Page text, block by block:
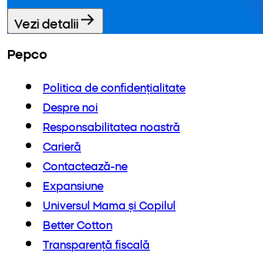
Vezi detalii
Pepco
Politica de confidențialitate
Despre noi
Responsabilitatea noastră
Carieră
Contactează-ne
Expansiune
Universul Mama și Copilul
Better Cotton
Transparență fiscală